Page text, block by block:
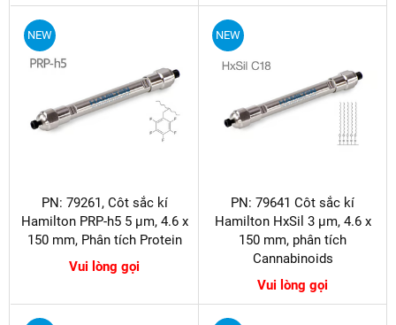
NEW
PN: 79261, Côt sắc kí
Hamilton PRP-h5 5 µm, 4.6 x
150 mm, Phân tích Protein
Vui lòng gọi
NEW
PN: 79641 Côt sắc kí
Hamilton HxSil 3 µm, 4.6 x
150 mm, phân tích
Cannabinoids
Vui lòng gọi